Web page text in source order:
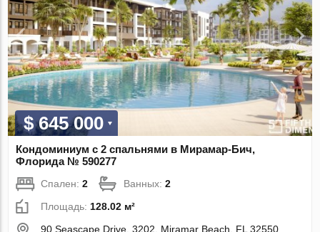
$ 645 000
Кондоминиум с 2 спальнями в Мирамар-Бич,
Флорида № 590277
Спален:2 Ванных:2
Площадь: 128.02 м²
90 Seascape Drive, 3202, Miramar Beach, FL 32550